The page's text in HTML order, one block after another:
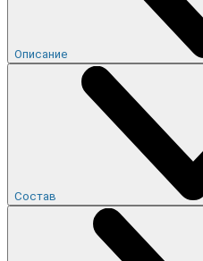
Описание
Состав